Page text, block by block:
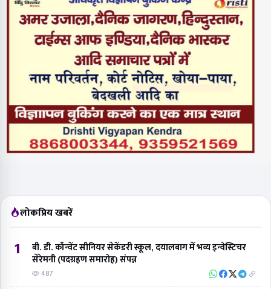
लोकप्रिय खबरें
1
बी. डी. कॉन्वेंट सीनियर सेकेंडरी स्कूल, दयालबाग में भव्य इन्वेस्टिचर
सेरेमनी (पदग्रहण समारोह) संपन्न
487